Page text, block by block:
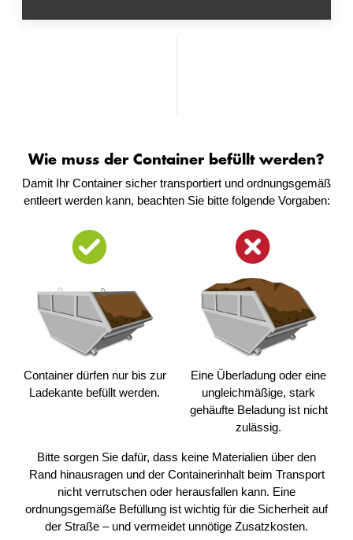
Wie muss der Container befüllt werden?
Damit Ihr Container sicher transportiert und ordnungsgemäß
entleert werden kann, beachten Sie bitte folgende Vorgaben:
Container dürfen nur bis zur
Ladekante befüllt werden.
Eine Überladung oder eine
ungleichmäßige, stark
gehäufte Beladung ist nicht
zulässig.
Bitte sorgen Sie dafür, dass keine Materialien über den
Rand hinausragen und der Containerinhalt beim Transport
nicht verrutschen oder herausfallen kann. Eine
ordnungsgemäße Befüllung ist wichtig für die Sicherheit auf
der Straße – und vermeidet unnötige Zusatzkosten.